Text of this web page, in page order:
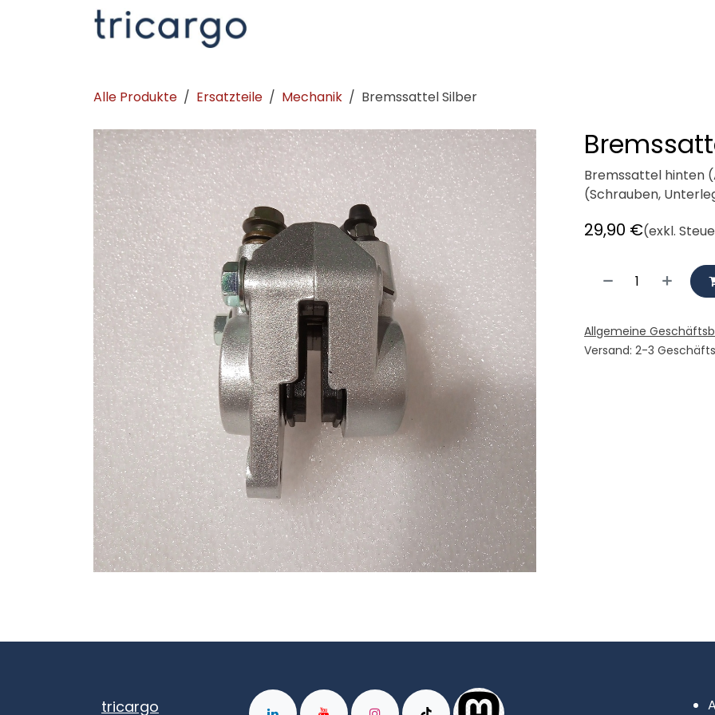
Zum Inhalt springen
Alle Produkte Ersatzteile Mechanik Bremssattel Silber
Bremssattel hinten
(Schrauben,
29,90 €(exkl.
Allgemeine
Versand: 2-3
tricargo